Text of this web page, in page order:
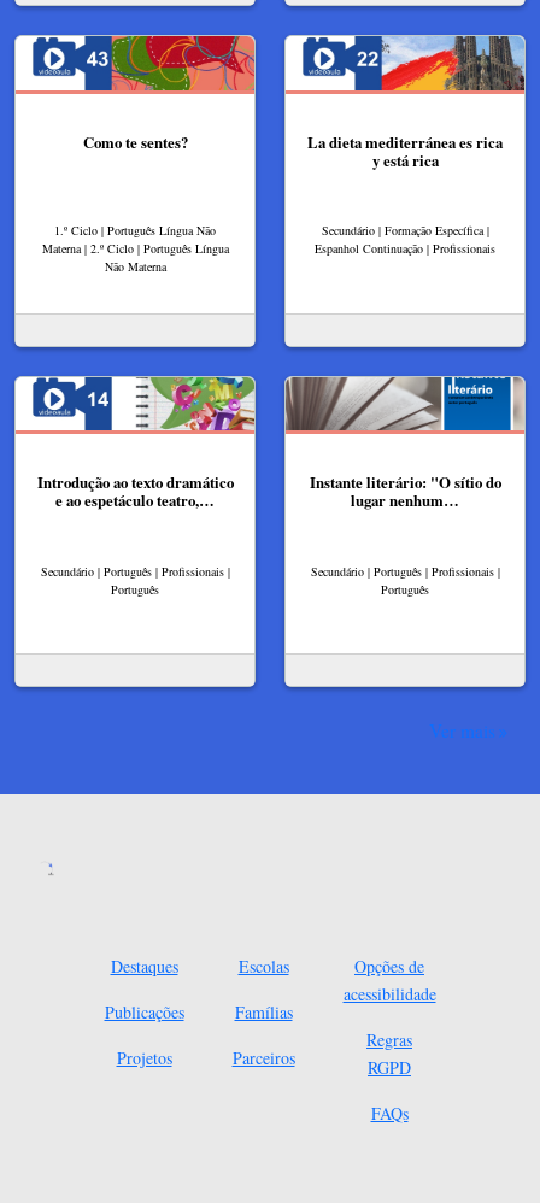
Como te sentes?
1.º Ciclo | Português Língua Não
Materna | 2.º Ciclo | Português Língua
Não Materna
La dieta mediterránea es rica
y está rica
Secundário | Formação Específica |
Espanhol Continuação | Profissionais
Introdução ao texto dramático
e ao espetáculo teatro,…
Secundário | Português | Profissionais |
Português
Instante literário: "O sítio do
lugar nenhum…
Secundário | Português | Profissionais |
Português
Ver mais
Destaques
Publicações
Projetos
Escolas
Famílias
Parceiros
Opções de
acessibilidade
Regras
RGPD
FAQs